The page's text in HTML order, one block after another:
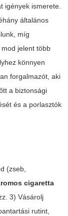
igények ismerete.
általános
míg
jelent több
könnyen
forgalmazót, aki
a biztonsági
és a porlasztók
(zseb,
cigaretta
3) Vásárolj
rutint,